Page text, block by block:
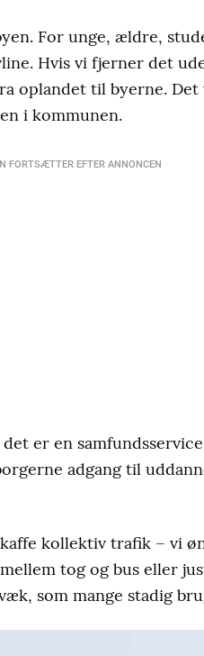
For unge, ældre,
Hvis vi fjerner det
oplandet til byerne. Det
i kommunen.
FORTSÆTTER EFTER ANNONCEN
er en
adgang til
kollektiv trafik – vi
tog og bus eller
som mange stadig